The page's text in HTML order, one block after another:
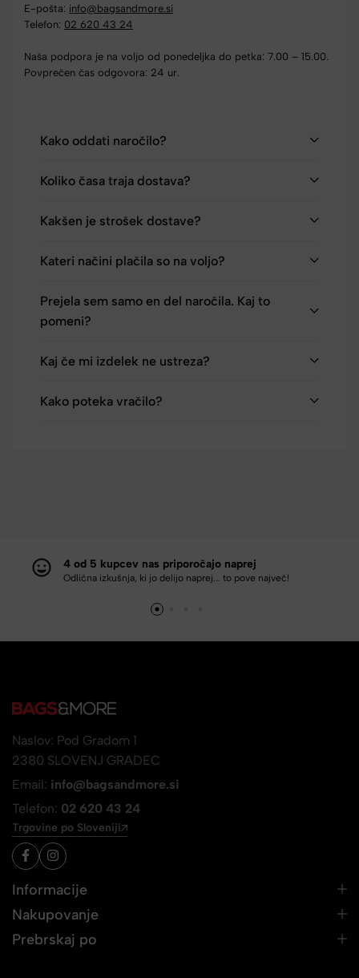
E-pošta: info@bagsandmore.si
Telefon: 02 620 43 24
Naša podpora je na voljo od ponedeljka do petka: 7.00 – 15.00.
Povprečen čas odgovora: 24 ur.
Kako oddati naročilo?
Koliko časa traja dostava?
Kakšen je strošek dostave?
Kateri načini plačila so na voljo?
Prejela sem samo en del naročila. Kaj to
pomeni?
Kaj če mi izdelek ne ustreza?
Kako poteka vračilo?
4 od 5 kupcev nas priporočajo naprej
Odlična izkušnja, ki jo delijo naprej... to pove največ!
Naslov: Pod Gradom 1
2380 SLOVENJ GRADEC
Email: info@bagsandmore.si
Telefon: 02 620 43 24
Trgovine po Sloveniji
Informacije
Nakupovanje
Prebrskaj po